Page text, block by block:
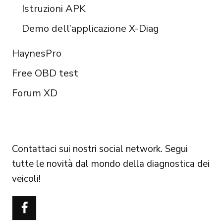
Istruzioni APK
Demo dell’applicazione X-Diag
HaynesPro
Free OBD test
Forum XD
Contattaci sui nostri social network. Segui
tutte le novità dal mondo della diagnostica dei
veicoli!